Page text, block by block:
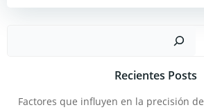
Recientes Posts
Factores que influyen en la precisión